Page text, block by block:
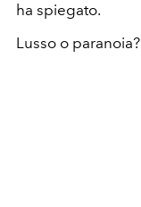
ha spiegato.
Lusso o paranoia?